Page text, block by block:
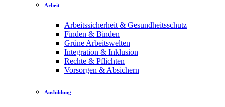
Arbeit
Arbeitssicherheit & Gesundheitsschutz
Finden & Binden
Grüne Arbeitswelten
Integration & Inklusion
Rechte & Pflichten
Vorsorgen & Absichern
Ausbildung